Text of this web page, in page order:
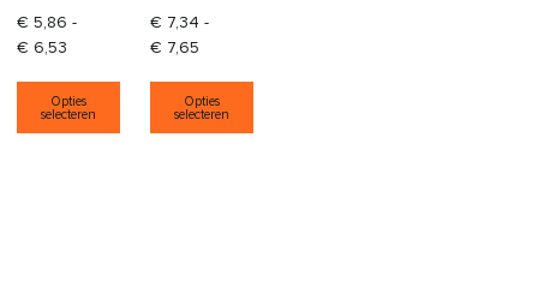
€ 5,86 -
€ 6,53 Prijsklasse: € 5,86 tot € 6,53
Opties
selecteren
Dit product heeft meerdere variaties. Deze optie
€ 7,34 -
€ 7,65Prijsklasse: € 7,34 tot € 7,65
Opties
selecteren
Dit product heeft meerdere